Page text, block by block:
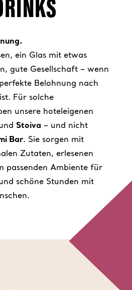
BUCHEN
ein Glas mit etwas
gute Gesellschaft – wenn
Belohnung nach
Für solche
unsere hoteleigenen
Stoiva – und nicht
Bar. Sie sorgen mit
Zutaten, erlesenen
passenden Ambiente für
schöne Stunden mit